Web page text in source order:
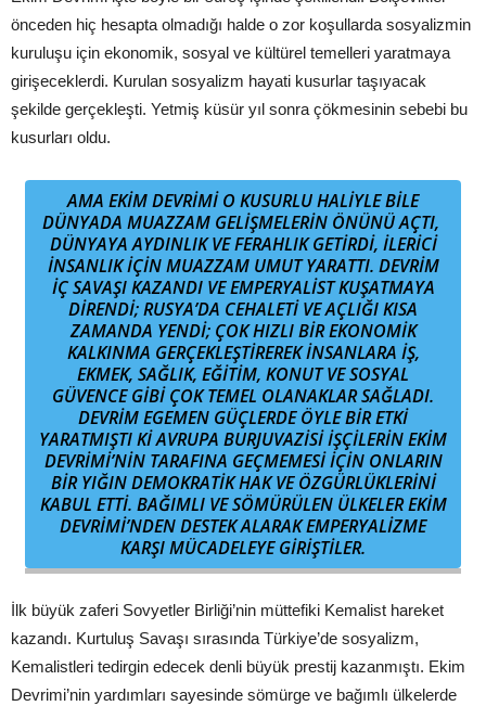
önceden hiç hesapta olmadığı halde o zor koşullarda sosyalizmin
kuruluşu için ekonomik, sosyal ve kültürel temelleri yaratmaya
girişeceklerdi. Kurulan sosyalizm hayati kusurlar taşıyacak
şekilde gerçekleşti. Yetmiş küsür yıl sonra çökmesinin sebebi bu
kusurları oldu.
AMA EKIM DEVRIMI O KUSURLU HALIYLE BILE
DÜNYADA MUAZZAM GELIŞMELERIN ÖNÜNÜ AÇTI,
DÜNYAYA AYDINLIK VE FERAHLIK GETIRDI, ILERICI
INSANLIK IÇIN MUAZZAM UMUT YARATTI. DEVRIM
IÇ SAVAŞI KAZANDI VE EMPERYALIST KUŞATMAYA
DIRENDI; RUSYA’DA CEHALETI VE AÇLIĞI KISA
ZAMANDA YENDI; ÇOK HIZLI BIR EKONOMIK
KALKINMA GERÇEKLEŞTIREREK INSANLARA IŞ,
EKMEK, SAĞLIK, EĞITIM, KONUT VE SOSYAL
GÜVENCE GIBI ÇOK TEMEL OLANAKLAR SAĞLADI.
DEVRIM EGEMEN GÜÇLERDE ÖYLE BIR ETKI
YARATMIŞTI KI AVRUPA BURJUVAZISI IŞÇILERIN EKIM
DEVRIMI’NIN TARAFINA GEÇMEMESI IÇIN ONLARIN
BIR YIĞIN DEMOKRATIK HAK VE ÖZGÜRLÜKLERINI
KABUL ETTI. BAĞIMLI VE SÖMÜRÜLEN ÜLKELER EKIM
DEVRIMI’NDEN DESTEK ALARAK EMPERYALIZME
KARŞI MÜCADELEYE GIRIŞTILER.
İlk büyük zaferi Sovyetler Birliği’nin müttefiki Kemalist hareket
kazandı. Kurtuluş Savaşı sırasında Türkiye’de sosyalizm,
Kemalistleri tedirgin edecek denli büyük prestij kazanmıştı. Ekim
Devrimi’nin yardımları sayesinde sömürge ve bağımlı ülkelerde